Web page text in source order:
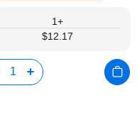
1+
$12.17